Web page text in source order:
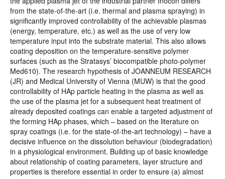
from the state-of-the-art (i.e. thermal and plasma spraying) in
significantly improved controllability of the achievable plasmas
(energy, temperature, etc.) as well as the use of very low
temperature input into the substrate material. This also allows
coating deposition on the temperature-sensitive polymer
surfaces (such as the Stratasys’ biocompatible photo-polymer
Med610). The research hypothesis of JOANNEUM RESEARCH
(JR) and Medical University of Vienna (MUW) is that the good
controllability of HAp particle heating in the plasma as well as
the use of the plasma jet for a subsequent heat treatment of
already deposited coatings can enable a targeted adjustment of
the forming HAp phases, which – based on the literature on
spray coatings (i.e. for the state-of-the-art technology) – have a
decisive influence on the dissolution behaviour (biodegradation)
in a physiological environment. Building up of basic knowledge
about relationship of coating parameters, layer structure and
properties is therefore essential in order to ensure (a) almost